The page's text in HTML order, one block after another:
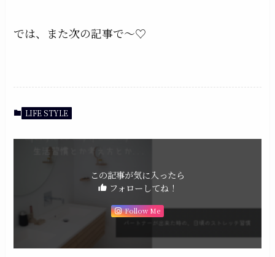
では、また次の記事で〜♡
LIFE STYLE
この記事が気に入ったら
フォローしてね！
Follow Me